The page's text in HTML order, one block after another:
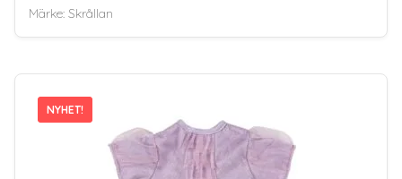
Märke: Skrållan
NYHET!
NYHET!